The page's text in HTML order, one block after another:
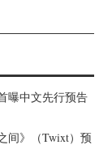
曝中文先行预告
间》（Twixt）预